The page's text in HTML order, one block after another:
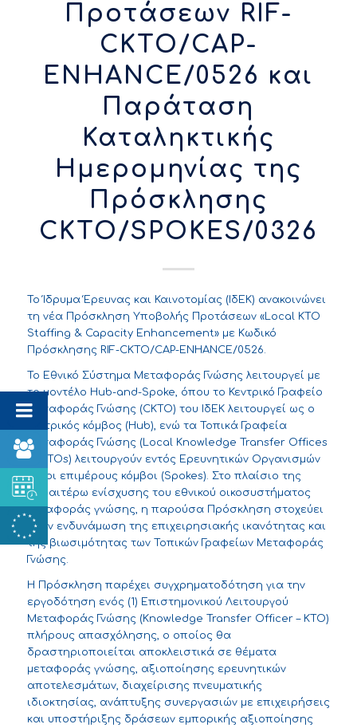
Προτάσεων RIF-
CKTO/CAP-
ENHANCE/0526 και
Παράταση
Καταληκτικής
Ημερομηνίας της
Πρόσκλησης
CKTO/SPOKES/0326
Το Ίδρυμα Έρευνας και Καινοτομίας (ΙδΕΚ) ανακοινώνει
τη νέα Πρόσκληση Υποβολής Προτάσεων «Local KTO
Staffing & Capacity Enhancement» με Κωδικό
Πρόσκλησης RIF-CKTO/CAP-ENHANCE/0526.
Το Εθνικό Σύστημα Μεταφοράς Γνώσης λειτουργεί με
το μοντέλο Hub-and-Spoke, όπου το Κεντρικό Γραφείο
Μεταφοράς Γνώσης (CKTO) του ΙδΕΚ λειτουργεί ως ο
κεντρικός κόμβος (Hub), ενώ τα Τοπικά Γραφεία
Μεταφοράς Γνώσης (Local Knowledge Transfer Offices
– LKTOs) λειτουργούν εντός Ερευνητικών Οργανισμών
ως οι επιμέρους κόμβοι (Spokes). Στο πλαίσιο της
περαιτέρω ενίσχυσης του εθνικού οικοσυστήματος
μεταφοράς γνώσης, η παρούσα Πρόσκληση στοχεύει
στην ενδυνάμωση της επιχειρησιακής ικανότητας και
της βιωσιμότητας των Τοπικών Γραφείων Μεταφοράς
Γνώσης.
Η Πρόσκληση παρέχει συγχρηματοδότηση για την
εργοδότηση ενός (1) Επιστημονικού Λειτουργού
Μεταφοράς Γνώσης (Knowledge Transfer Officer – KTO)
πλήρους απασχόλησης, ο οποίος θα
δραστηριοποιείται αποκλειστικά σε θέματα
μεταφοράς γνώσης, αξιοποίησης ερευνητικών
αποτελεσμάτων, διαχείρισης πνευματικής
ιδιοκτησίας, ανάπτυξης συνεργασιών με επιχειρήσεις
και υποστήριξης δράσεων εμπορικής αξιοποίησης